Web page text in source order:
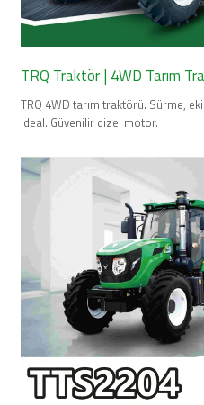
TRQ Traktör | 4WD Tarım
TRQ 4WD tarım traktörü. Sürme,
ideal. Güvenilir dizel motor.